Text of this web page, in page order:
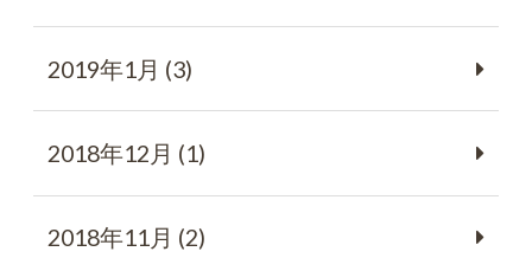
2019年1月 (3)
2018年12月 (1)
2018年11月 (2)